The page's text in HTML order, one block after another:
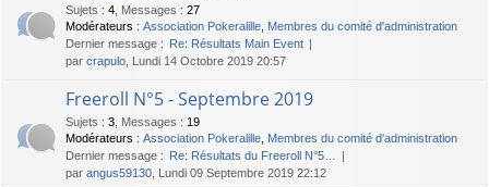
Sujets : 4 Messages : 27
Modérateurs : Association Pokeralille Membres du comité d'administration
Dernier message : Re: Résultats Main Event
par crapulo , Lundi 14 Octobre 2019 20:57
Freeroll N°5 - Septembre 2019
Sujets : 3 Messages : 19
Modérateurs : Association Pokeralille Membres du comité d'administration
Dernier message : Re: Résultats du Freeroll N°5…
par angus59130 , Lundi 09 Septembre 2019 22:12